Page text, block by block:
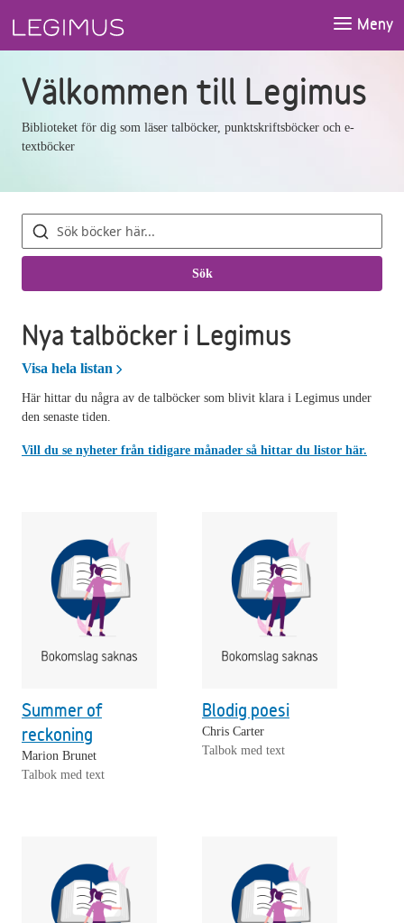
Meny
Välkommen till Legimus
Biblioteket för dig som läser talböcker, punktskriftsböcker och e-
textböcker
Sök
böcker
Sök
Nya talböcker i Legimus
Visa hela listan Nya talböcker i Legimus
Här hittar du några av de talböcker som blivit klara i Legimus under
den senaste tiden.
Vill du se nyheter från tidigare månader så hittar du listor här.
Summer of
reckoning
Marion Brunet
Talbok med text
Blodig poesi
Chris Carter
Talbok med text